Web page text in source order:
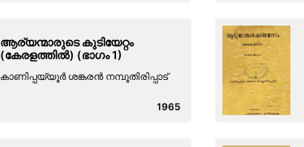
ആര്യന്മാരുടെ കുടിയേറ്റം
(കേരളത്തിൽ) (ഭാഗം 1)
കാണിപ്പയ്യൂർ ശങ്കരൻ നമ്പൂതിരിപ്പാട്
1965